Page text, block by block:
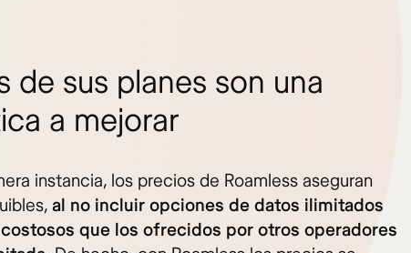
de sus planes son una
a mejorar
instancia, los precios de Roamless aseguran
al no incluir opciones de datos ilimitados
que los ofrecidos por otros operadores